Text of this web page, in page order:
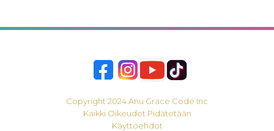
Copyright 2024 Anu Grace Code Inc
Kaikki Oikeudet Pidätetään
Käyttöehdot